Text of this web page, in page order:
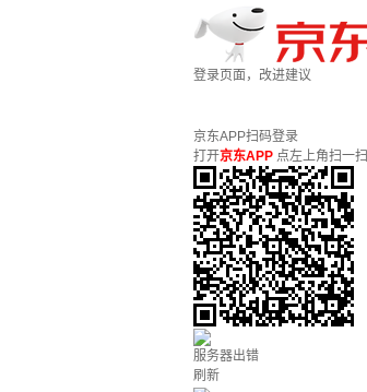
登录页面，改进建议
京东APP扫码登录
打开京东APP 点左上角扫一扫
服务器出错
刷新